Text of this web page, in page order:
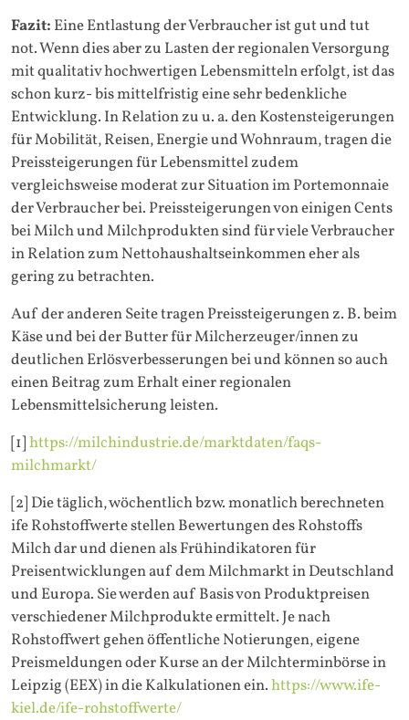
Fazit: Eine Entlastung der Verbraucher ist gut und tut
not. Wenn dies aber zu Lasten der regionalen Versorgung
mit qualitativ hochwertigen Lebensmitteln erfolgt, ist das
schon kurz- bis mittelfristig eine sehr bedenkliche
Entwicklung. In Relation zu u. a. den Kostensteigerungen
für Mobilität, Reisen, Energie und Wohnraum, tragen die
Preissteigerungen für Lebensmittel zudem
vergleichsweise moderat zur Situation im Portemonnaie
der Verbraucher bei. Preissteigerungen von einigen Cents
bei Milch und Milchprodukten sind für viele Verbraucher
in Relation zum Nettohaushaltseinkommen eher als
gering zu betrachten.
Auf der anderen Seite tragen Preissteigerungen z. B. beim
Käse und bei der Butter für Milcherzeuger/innen zu
deutlichen Erlösverbesserungen bei und können so auch
einen Beitrag zum Erhalt einer regionalen
Lebensmittelsicherung leisten.
[1]https://milchindustrie.de/marktdaten/faqs-
milchmarkt/
[2] Die täglich, wöchentlich bzw. monatlich berechneten
ife Rohstoffwerte stellen Bewertungen des Rohstoffs
Milch dar und dienen als Frühindikatoren für
Preisentwicklungen auf dem Milchmarkt in Deutschland
und Europa. Sie werden auf Basis von Produktpreisen
verschiedener Milchprodukte ermittelt. Je nach
Rohstoffwert gehen öffentliche Notierungen, eigene
Preismeldungen oder Kurse an der Milchterminbörse in
Leipzig (EEX) in die Kalkulationen ein.https://www.ife-
kiel.de/ife-rohstoffwerte/